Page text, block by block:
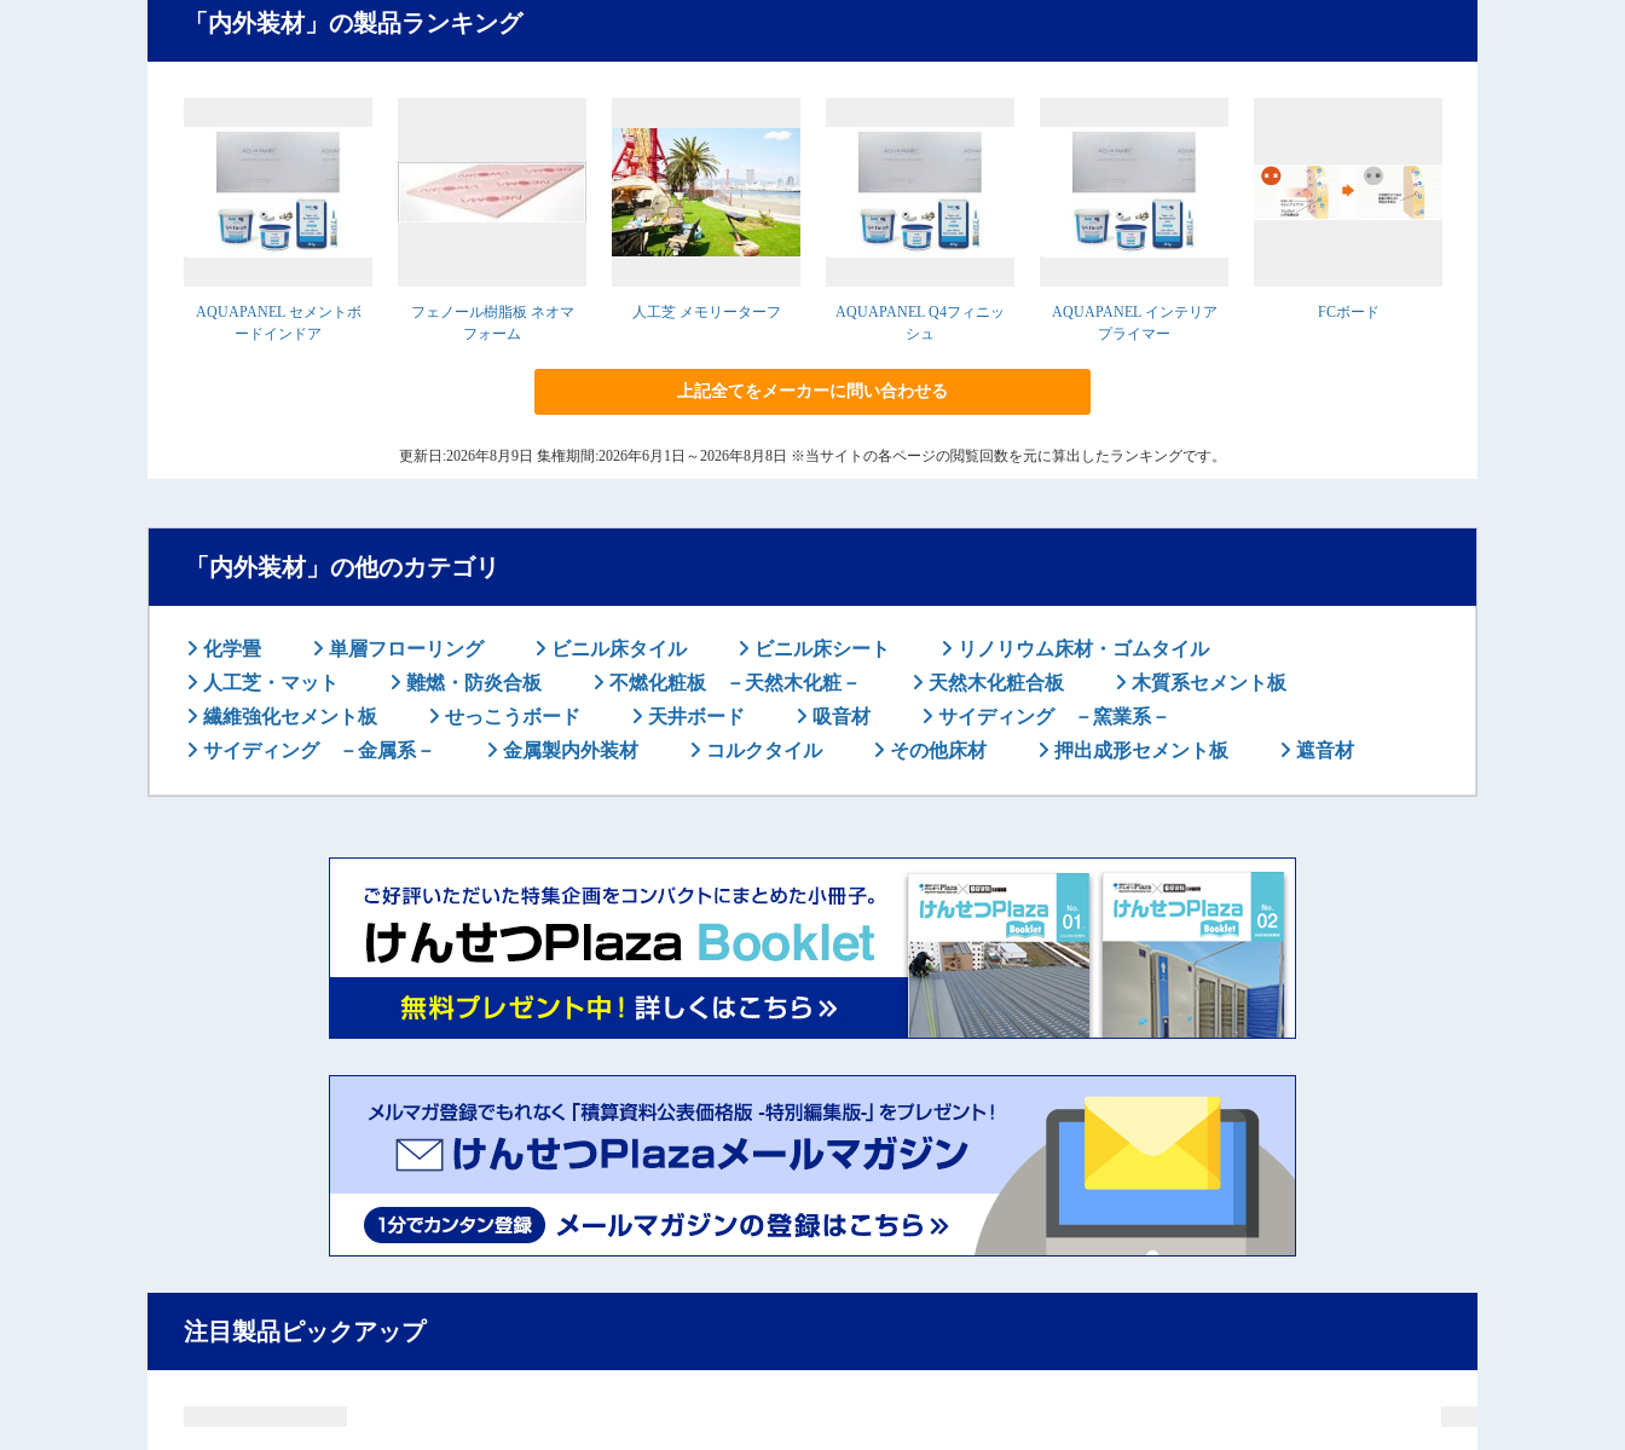
「内外装材」の製品ランキング
AQUAPANEL セメントボ
ードインドア
フェノール樹脂板 ネオマ
フォーム
人工芝 メモリーターフ
AQUAPANEL Q4フィニッ
シュ
AQUAPANEL インテリア
プライマー
FCボード
上記全てをメーカーに問い合わせる
更新日:2026年8月9日 集権期間:2026年6月1日～2026年8月8日 ※当サイトの各ページの閲覧回数を元に算出したランキングです。
「内外装材」の他のカテゴリ
化学畳 単層フローリング ビニル床タイル ビニル床シート
リノリウム床材・ゴムタイル
人工芝・マット
難燃・防炎合板 不燃化粧板 －天然木化粧－ 天然木化粧合板
木質系セメント板
繊維強化セメント板
せっこうボード 天井ボード 吸音材
サイディング －窯業系－
サイディング －金属系－
金属製内外装材 コルクタイル その他床材 押出成形セメント板 遮音材
注目製品ピックアップ